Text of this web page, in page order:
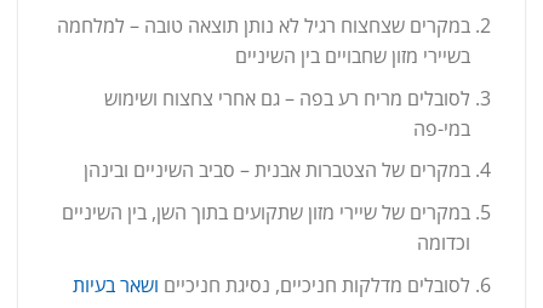
במקרים שצחצוח רגיל לא נותן תוצאה טובה – למלחמה
בשיירי מזון שחבויים בין השיניים
לסובלים מריח רע בפה – גם אחרי צחצוח ושימוש
במי-פה
במקרים של הצטברות אבנית – סביב השיניים ובינהן
במקרים של שיירי מזון שתקועים בתוך השן, בין השיניים
וכדומה
לסובלים מדלקות חניכיים, נסיגת חניכיים ושאר בעיות